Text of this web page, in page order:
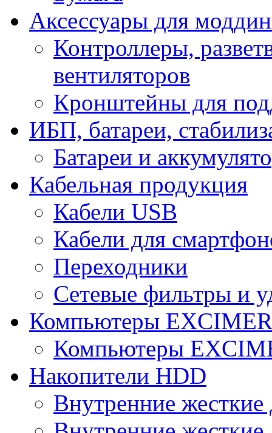
Аксессуары для
Контроллеры,
вентиляторов
Кронштейны для
ИБП, батареи,
Батареи и
Кабельная продукция
Кабели USB
Кабели для
Переходники
Сетевые фильтры и
Компьютеры
Компьютеры
Накопители HDD
Внутренние